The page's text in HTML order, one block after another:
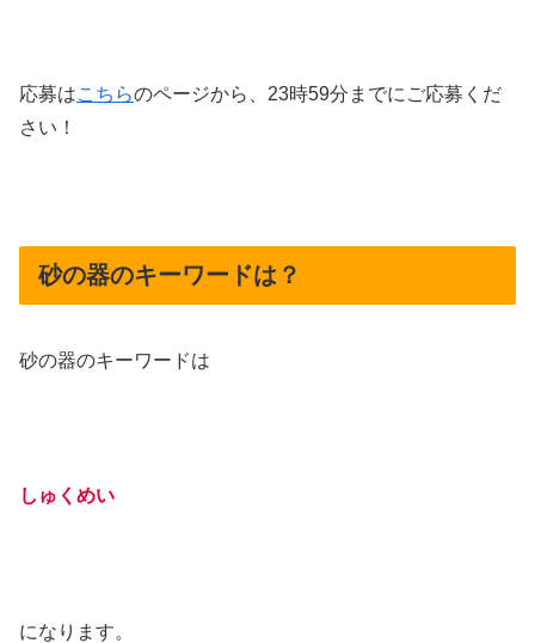
応募はこちらのページから、23時59分までにご応募くだ
さい！
砂の器のキーワードは？
砂の器のキーワードは
しゅくめい
になります。